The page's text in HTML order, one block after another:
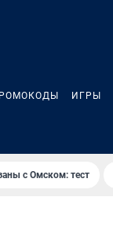
ИГРЫ
с Омском: тест